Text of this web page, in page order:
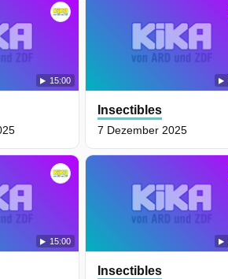
15:00
15:00
Insectibles
7 Dezember 2025
Insectibles